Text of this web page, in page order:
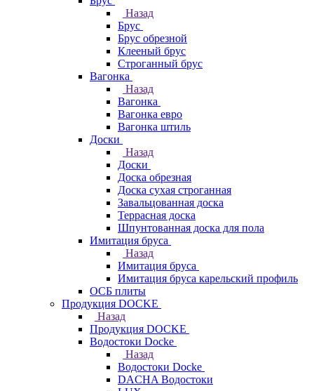
Назад
Брус
Брус обрезной
Клееный брус
Строганный брус
Вагонка
Назад
Вагонка
Вагонка евро
Вагонка штиль
Доски
Назад
Доски
Доска обрезная
Доска сухая строганная
Завальцованная доска
Террасная доска
Шпунтованная доска для пола
Имитация бруса
Назад
Имитация бруса
Имитация бруса карельский профиль
ОСБ плиты
Продукция DOCKE
Назад
Продукция DOCKE
Водостоки Docke
Назад
Водостоки Docke
DACHA Водостоки